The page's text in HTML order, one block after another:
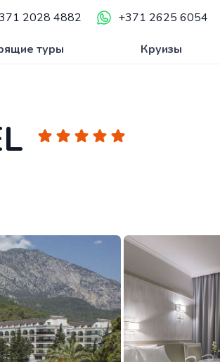
2028 4882 +371 2625 6054
туры Круизы